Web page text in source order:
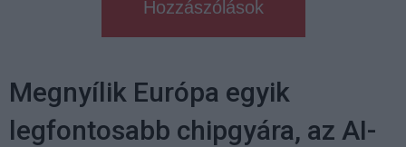
Hozzászólások
Megnyílik Európa egyik
legfontosabb chipgyára, az AI-